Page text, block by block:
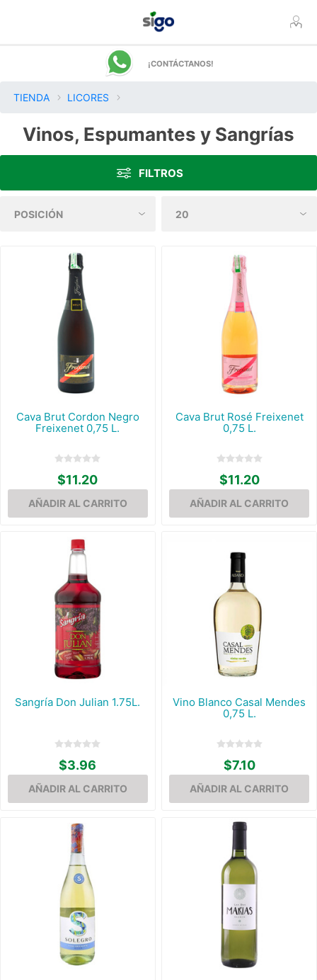
¡CONTÁCTANOS!
TIENDA LICORES
Vinos, Espumantes y Sangrías
FILTROS
Cava Brut Cordon Negro
Freixenet 0,75 L.
$11.20
Cava Brut Rosé Freixenet
0,75 L.
$11.20
Sangría Don Julian 1.75L.
$3.96
Vino Blanco Casal Mendes
0,75 L.
$7.10